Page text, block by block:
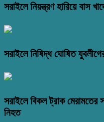
সরাইলে নিয়ন্ত্রণ হারিয়ে
সরাইলে নিষিদ্ধ ঘোষিত
সরাইলে বিকল ট্রাক মেরামতের
নিহত